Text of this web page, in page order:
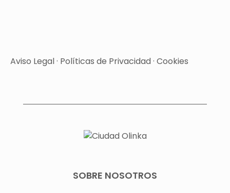
Aviso Legal· Políticas de Privacidad· Cookies
SOBRE NOSOTROS